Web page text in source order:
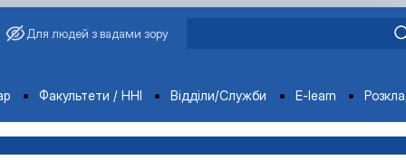
Для людей з вадами зору
Факультети / ННІ Відділи/Служби E-learn